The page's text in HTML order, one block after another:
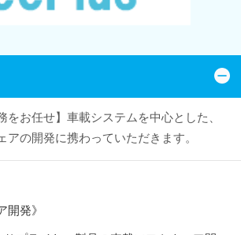
をお任せ】車載システムを中心とした、
アの開発に携わっていただきます。
開発》